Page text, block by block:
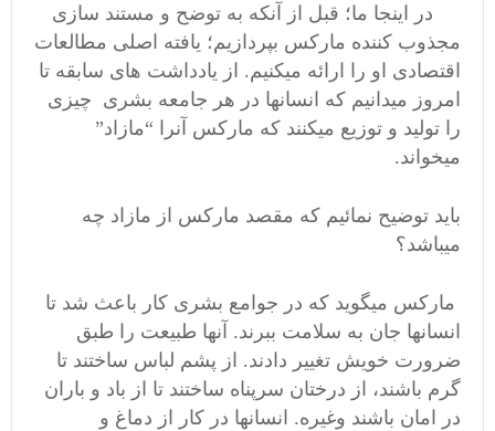
در اینجا ما؛ قبل از آنکه به توضح و مستند سازی
مجذوب کننده مارکس بپردازیم؛ یافته اصلی مطالعات
اقتصادی او را ارائه میکنیم. از یادداشت های سابقه تا
امروز میدانیم که انسانها در هر جامعه بشری چیزی
را تولید و توزیع میکنند که مارکس آنرا “مازاد”
میخواند.
باید توضیح نمائیم که مقصد مارکس از مازاد چه
میباشد؟
مارکس میگوید که در جوامع بشری کار باعث شد تا
انسانها جان به سلامت ببرند. آنها طبیعت را طبق
ضرورت خویش تغییر دادند. از پشم لباس ساختند تا
گرم باشند، از درختان سرپناه ساختند تا از باد و باران
در امان باشند وغیره. انسانها در کار از دماغ و